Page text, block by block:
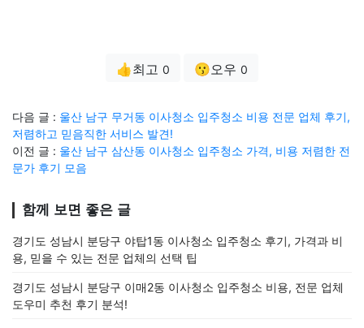
👍최고 0 😗오우 0
다음 글 : 울산 남구 무거동 이사청소 입주청소 비용 전문 업체 후기,
저렴하고 믿음직한 서비스 발견!
이전 글 : 울산 남구 삼산동 이사청소 입주청소 가격, 비용 저렴한 전
문가 후기 모음
함께 보면 좋은 글
경기도 성남시 분당구 야탑1동 이사청소 입주청소 후기, 가격과 비
용, 믿을 수 있는 전문 업체의 선택 팁
경기도 성남시 분당구 이매2동 이사청소 입주청소 비용, 전문 업체
도우미 추천 후기 분석!